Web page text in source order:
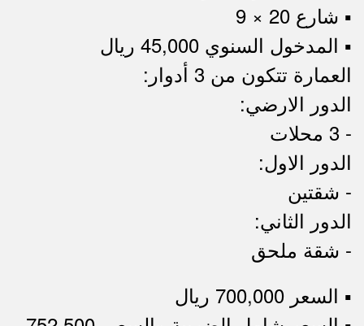
▪︎ شارع 20 × 9
▪︎ المدخول السنوي 45,000 ريال
العمارة تتكون من 3 أدوار:
الدور الارضي:
- 3 محلات
الدور الاول:
- شقتين
الدور الثاني:
- شقة ملحق
▪︎ السعر 700,000 ريال